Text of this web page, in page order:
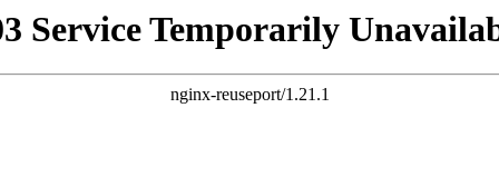
Service Temporarily
nginx-reuseport/1.21.1